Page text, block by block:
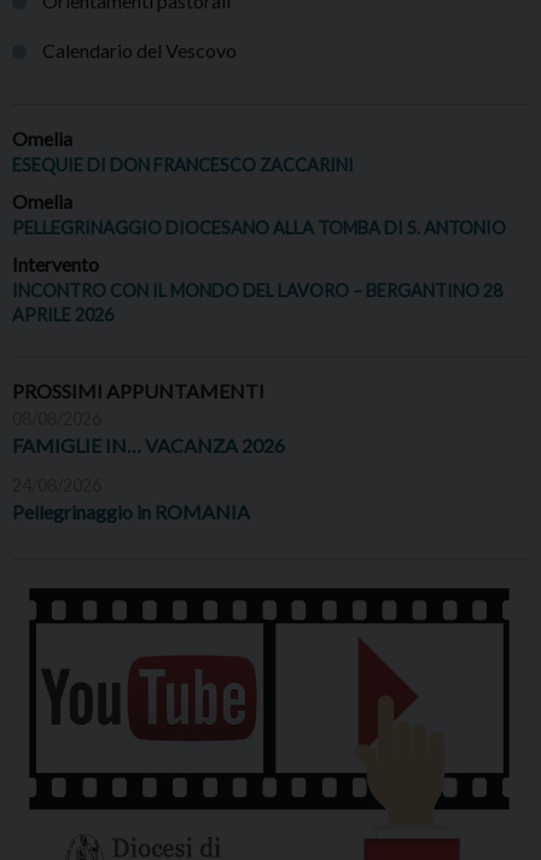
Calendario del Vescovo
Omelia
ESEQUIE DI DON FRANCESCO ZACCARINI
Omelia
PELLEGRINAGGIO DIOCESANO ALLA TOMBA DI S. ANTONIO
Intervento
INCONTRO CON IL MONDO DEL LAVORO – BERGANTINO 28
APRILE 2026
PROSSIMI APPUNTAMENTI
FAMIGLIE IN… VACANZA 2026
Pellegrinaggio in ROMANIA